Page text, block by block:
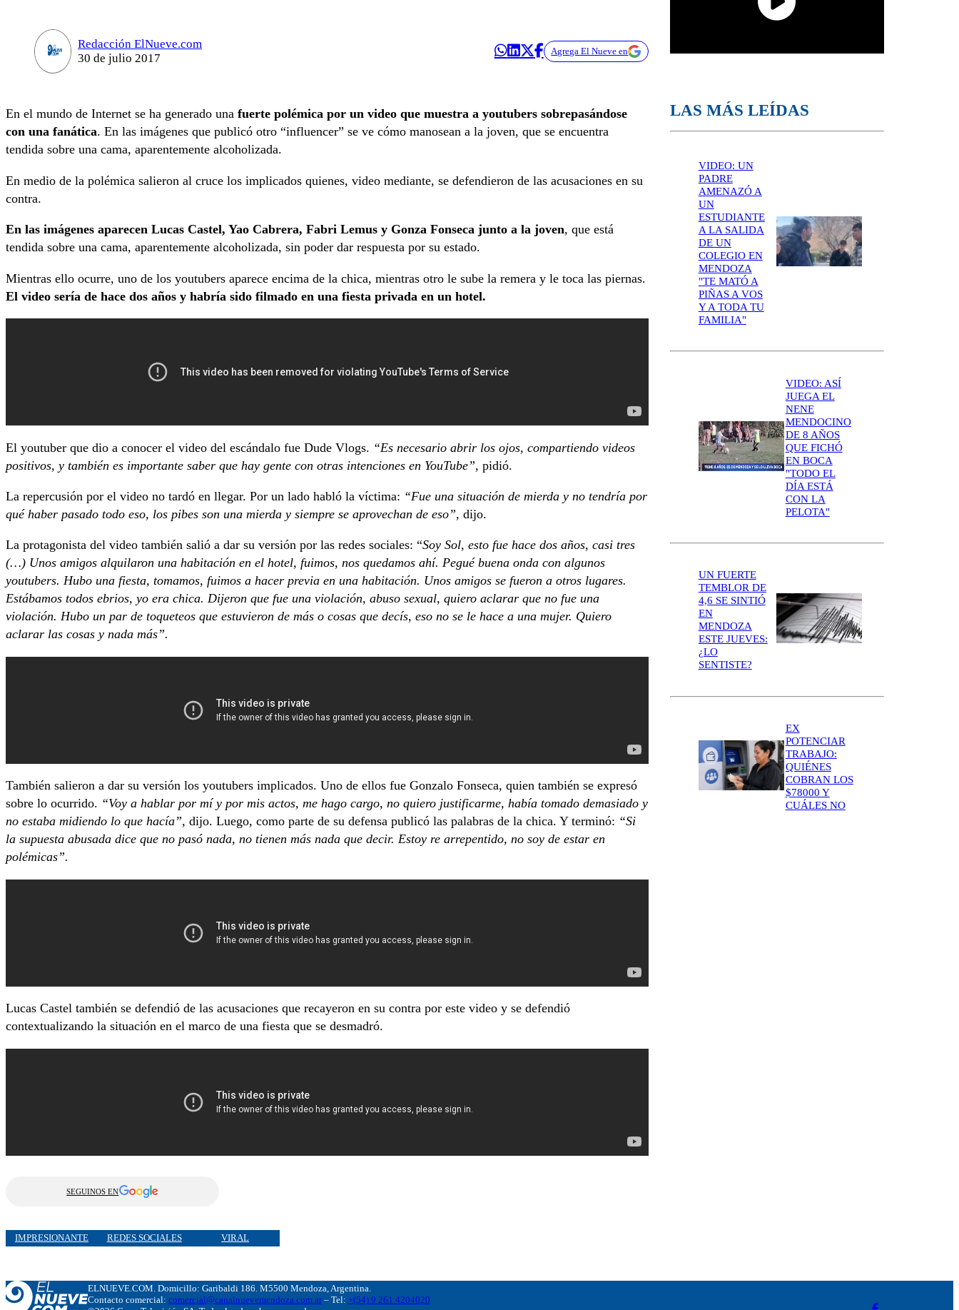
Redacción ElNueve.com
30 de julio 2017
Agrega El Nueve en
En el mundo de Internet se ha generado una fuerte polémica por un video que muestra a youtubers sobrepasándose
con una fanática. En las imágenes que publicó otro “influencer” se ve cómo manosean a la joven, que se encuentra
tendida sobre una cama, aparentemente alcoholizada.
En medio de la polémica salieron al cruce los implicados quienes, video mediante, se defendieron de las acusaciones en su
contra.
En las imágenes aparecen Lucas Castel, Yao Cabrera, Fabri Lemus y Gonza Fonseca junto a la joven, que está
tendida sobre una cama, aparentemente alcoholizada, sin poder dar respuesta por su estado.
Mientras ello ocurre, uno de los youtubers aparece encima de la chica, mientras otro le sube la remera y le toca las piernas.
El video sería de hace dos años y habría sido filmado en una fiesta privada en un hotel.
El youtuber que dio a conocer el video del escándalo fue Dude Vlogs. “Es necesario abrir los ojos, compartiendo videos
positivos, y también es importante saber que hay gente con otras intenciones en YouTube”, pidió.
La repercusión por el video no tardó en llegar. Por un lado habló la víctima: “Fue una situación de mierda y no tendría por
qué haber pasado todo eso, los pibes son una mierda y siempre se aprovechan de eso”, dijo.
La protagonista del video también salió a dar su versión por las redes sociales: “Soy Sol, esto fue hace dos años, casi tres
(…) Unos amigos alquilaron una habitación en el hotel, fuimos, nos quedamos ahí. Pegué buena onda con algunos
youtubers. Hubo una fiesta, tomamos, fuimos a hacer previa en una habitación. Unos amigos se fueron a otros lugares.
Estábamos todos ebrios, yo era chica. Dijeron que fue una violación, abuso sexual, quiero aclarar que no fue una
violación. Hubo un par de toqueteos que estuvieron de más o cosas que decís, eso no se le hace a una mujer. Quiero
aclarar las cosas y nada más”.
También salieron a dar su versión los youtubers implicados. Uno de ellos fue Gonzalo Fonseca, quien también se expresó
sobre lo ocurrido. “Voy a hablar por mí y por mis actos, me hago cargo, no quiero justificarme, había tomado demasiado y
no estaba midiendo lo que hacía”, dijo. Luego, como parte de su defensa publicó las palabras de la chica. Y terminó: “Si
la supuesta abusada dice que no pasó nada, no tienen más nada que decir. Estoy re arrepentido, no soy de estar en
polémicas”.
Lucas Castel también se defendió de las acusaciones que recayeron en su contra por este video y se defendió
contextualizando la situación en el marco de una fiesta que se desmadró.
SEGUINOS EN
IMPRESIONANTE REDES SOCIALES VIRAL
LAS MÁS LEÍDAS
VIDEO: UN
PADRE
AMENAZÓ A
UN
ESTUDIANTE
A LA SALIDA
DE UN
COLEGIO EN
MENDOZA
"TE MATÓ A
PIÑAS A VOS
Y A TODA TU
FAMILIA"
VIDEO: ASÍ
JUEGA EL
NENE
MENDOCINO
DE 8 AÑOS
QUE FICHÓ
EN BOCA
"TODO EL
DÍA ESTÁ
CON LA
PELOTA"
UN FUERTE
TEMBLOR DE
4,6 SE SINTIÓ
EN
MENDOZA
ESTE JUEVES:
¿LO
SENTISTE?
EX
POTENCIAR
TRABAJO:
QUIÉNES
COBRAN LOS
$78000 Y
CUÁLES NO
ELNUEVE.COM. Domicillo: Garibaldi 186. M5500 Mendoza, Argentina.
Contacto comercial: comercial@canalnuevemendoza.com.ar– Tel: +(54) 9 261 4204020